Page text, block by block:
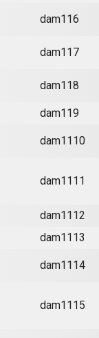
dam116
dam117
dam118
dam119
dam1110
dam1111
dam1112
dam1113
dam1114
dam1115